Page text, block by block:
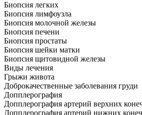
Биопсия легких
Биопсия лимфоузла
Биопсия молочной железы
Биопсия печени
Биопсия простаты
Биопсия шейки матки
Биопсия щитовидной железы
Виды лечения
Грыжи живота
Доброкачественные заболевания груди
Допплерография
Допплерография артерий верхних
Допплерография артерий нижних